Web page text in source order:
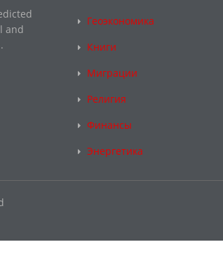
and
Геоэкономика
Книги
Миграции
Религия
Финансы
Энергетика